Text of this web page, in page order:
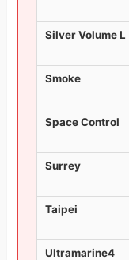
Silver Volume L
Smoke
Space Control
Surrey
Taipei
Ultramarine4